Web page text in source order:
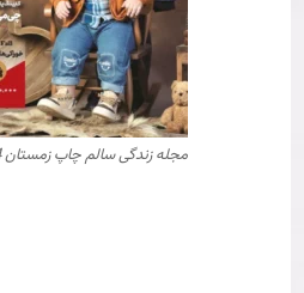
مجله زندگی سالم چاپ زمستان 1404